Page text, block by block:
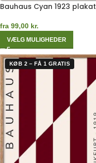
Bauhaus Cyan 1923 plakat
fra 99,00 kr.
VÆLG MULIGHEDER
KØB 2 – FÅ 1 GRATIS